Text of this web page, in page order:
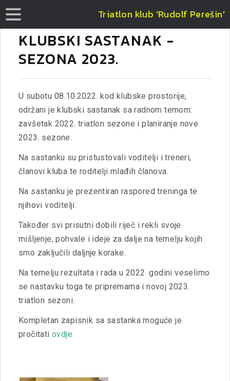
Triatlon klub 'Rudolf Perešin'
KLUBSKI SASTANAK -
SEZONA 2023.
U subotu 08.10.2022. kod klubske prostorije,
održani je klubski sastanak sa radnom temom:
zavšetak 2022. triatlon sezone i planiranje nove
2023. sezone.
Na sastanku su pristustovali voditelji i treneri,
članovi kluba te roditelji mlađih članova.
Na sastanku je prezentiran raspored treninga te
njihovi voditelji.
Također svi prisutni dobili riječ i rekli svoje
mišljenje, pohvale i ideje za dalje na temelju kojih
smo zaključili daljnje korake.
Na temelju rezultata i rada u 2022. godini veselimo
se nastavku toga te pripremama i novoj 2023.
triatlon sezoni.
Kompletan zapisnik sa sastanka moguće je
pročitati ovdje